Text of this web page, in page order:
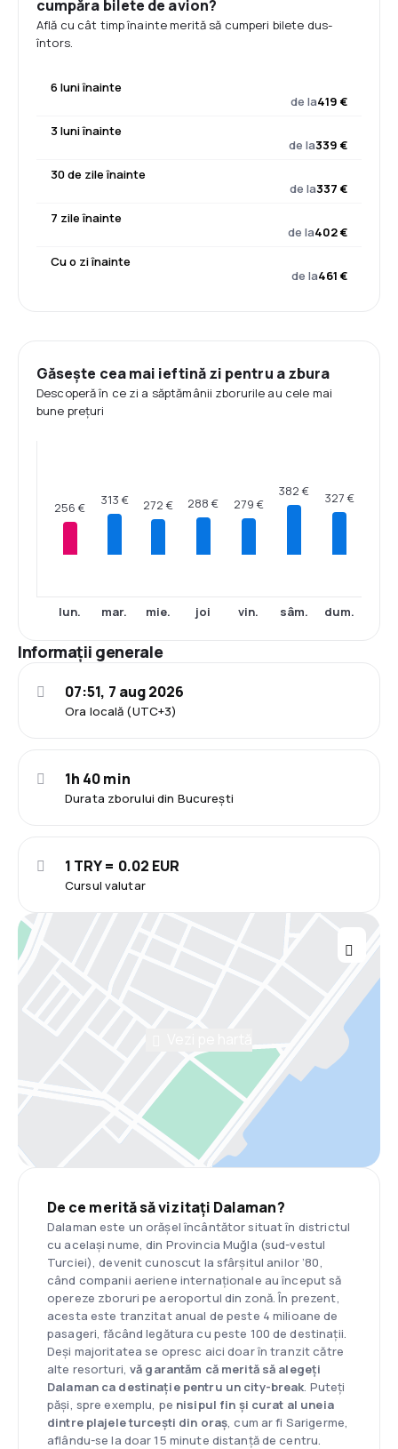
cumpăra bilete de avion?
Află cu cât timp înainte merită să cumperi bilete dus-
întors.
6 luni înainte
de la419 €
3 luni înainte
de la339 €
30 de zile înainte
de la337 €
7 zile înainte
de la402 €
Cu o zi înainte
de la461 €
Găsește cea mai ieftină zi pentru a zbura
Descoperă în ce zi a săptămânii zborurile au cele mai
bune prețuri
256 €
lun.
313 €
mar.
272 €
mie.
288 €
joi
279 €
vin.
382 €
sâm.
327 €
dum.
Informații generale
Ora locală (UTC+3)
07:51, 7 aug 2026
Durata zborului din București
1h 40 min
Cursul valutar
1 TRY = 0.02 EUR
De ce merită să vizitați Dalaman?
Dalaman este un orășel încântător situat în districtul
cu același nume, din Provincia Muğla (sud-vestul
Turciei), devenit cunoscut la sfârșitul anilor ’80,
când companii aeriene internaționale au început să
opereze zboruri pe aeroportul din zonă. În prezent,
acesta este tranzitat anual de peste 4 milioane de
pasageri, făcând legătura cu peste 100 de destinații.
Deși majoritatea se opresc aici doar în tranzit către
alte resorturi,vă garantăm că merită să alegeți
Dalaman ca destinație pentru un city-break. Puteți
păși, spre exemplu, pe nisipul fin și curat al uneia
dintre plajele turcești din oraș, cum ar fi Sarigerme,
aflându-se la doar 15 minute distanță de centru.